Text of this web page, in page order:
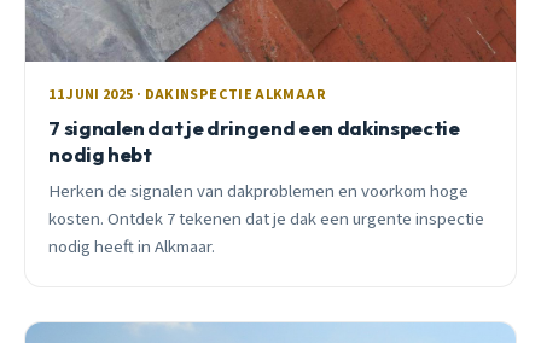
11 JUNI 2025 · DAKINSPECTIE ALKMAAR
7 signalen dat je dringend een dakinspectie
nodig hebt
Herken de signalen van dakproblemen en voorkom hoge
kosten. Ontdek 7 tekenen dat je dak een urgente inspectie
nodig heeft in Alkmaar.